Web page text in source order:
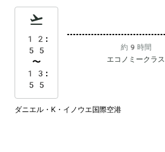
12:
55
〜
13:
55
約9時間
エコノミークラス
ダニエル・K・イノウエ国際空港